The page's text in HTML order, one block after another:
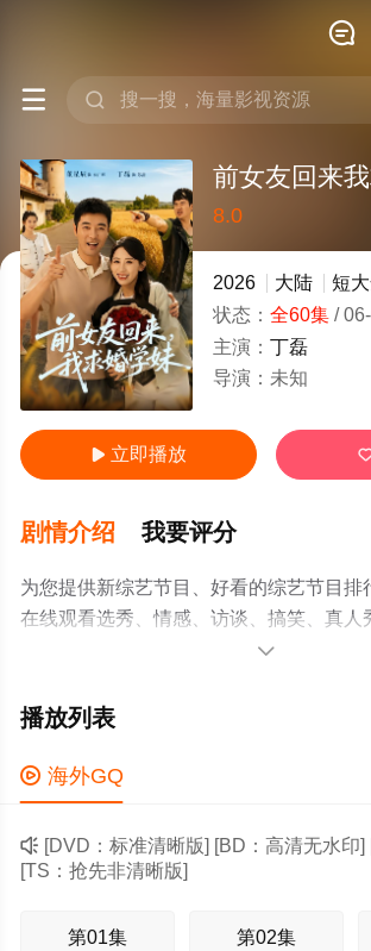

 
8.0
很差较差
还行推荐力荐
2026 大陆
短
状态： 全60集/
主演： 丁磊
导演： 未知
 立即播放
剧情介绍 我要评分
为您提供新综艺节目、好看的综艺节目排
在线观看选秀、情感、访谈、搞笑、真人
门综艺节目。前女友回来我求婚学妹

播放列表
 海外GQ
 [DVD：标准清晰版] [BD：高清无水印]
[TS：抢先非清晰版]
第01集 第02集